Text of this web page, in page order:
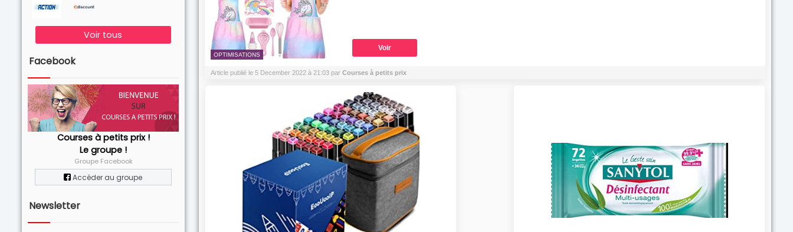
OPTIMISATIONS
Voir
Article publié le 5 December 2022 à 21:03 par Courses à petits prix
Voir tous
Facebook
Courses à petits prix !
Le groupe !
Groupe Facebook
Accéder au groupe
Newsletter